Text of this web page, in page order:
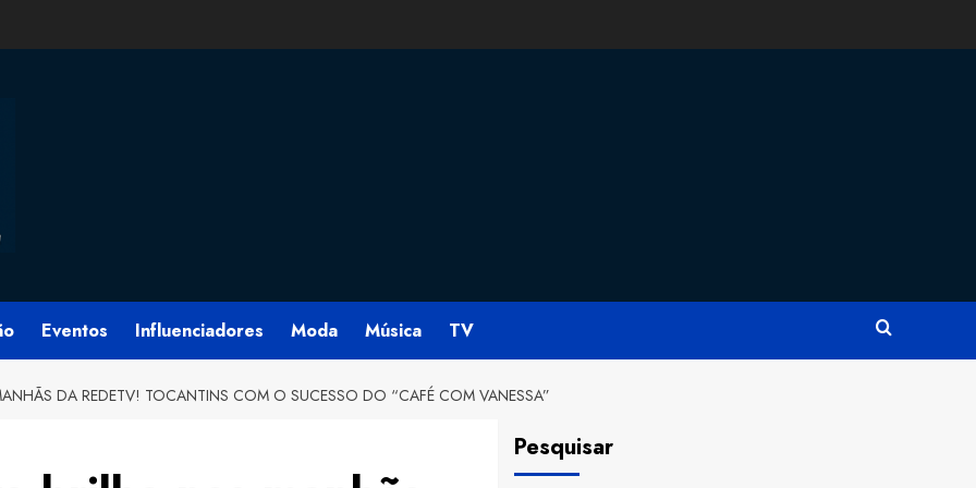
Eventos Influenciadores Moda Música TV
DA REDETV! TOCANTINS COM O SUCESSO DO “CAFÉ COM VANESSA”
Pesquisar